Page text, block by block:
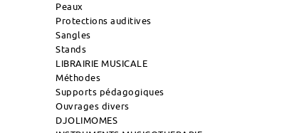
Peaux
Protections auditives
Sangles
Stands
LIBRAIRIE MUSICALE
Méthodes
Supports pédagogiques
Ouvrages divers
DJOLIMOMES